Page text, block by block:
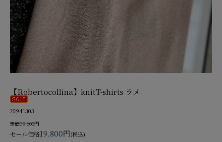
【Robertocollina】knitT-shirts ラメ
20941303
定価39,600円
セール価格19,800円(税込)